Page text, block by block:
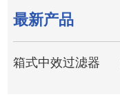
最新产品
箱式中效过滤器